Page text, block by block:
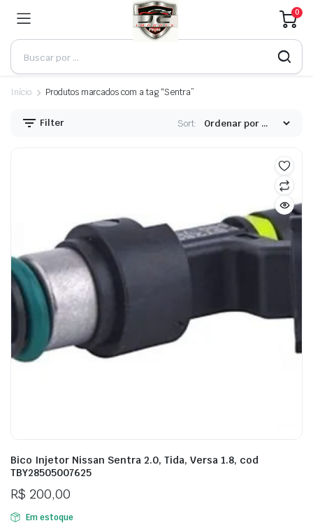
0
Início Produtos marcados com a tag “Sentra”
Filter Sort:
Bico Injetor Nissan Sentra 2.0, Tida, Versa 1.8, cod
TBY28505007625
R$ 200,00
Em estoque